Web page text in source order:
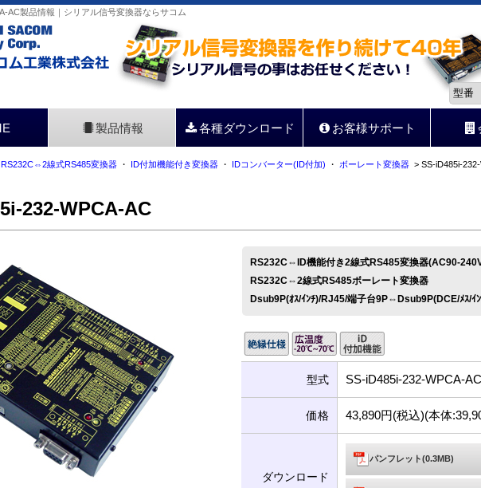
AC製品情報｜シリアル信号変換器ならサコム
製品情報 各種ダウンロード お客様サポート
RS232C⇔2線式RS485変換器 ・ ID付加機能付き変換器 ・ IDコンバーター(ID付加) ・ ボーレート変換器 > SS-iD485i-
232-WPCA-AC
RS232C⇔ID機能付き2線式RS485変換器(AC90-240V
RS232C⇔2線式RS485ボーレート変換器
Dsub9P(ｵｽ/ｲﾝﾁ)/RJ45/端子台9P⇔Dsub9P(DCE/ﾒｽ/ｲ
型式 SS-iD485i-232-WPCA-AC
価格 43,890円(税込)(本体
ダウンロード
パンフレット(0.3MB)